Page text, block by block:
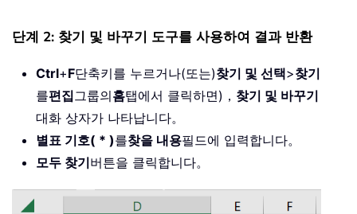
단계 2: 찾기 및 바꾸기 도구를 사용하여 결과 반환
Ctrl+F단축키를 누르거나(또는)찾기 및 선택>찾기
를편집그룹의홈탭에서 클릭하면)， 찾기 및 바꾸기
대화 상자가 나타납니다。
별표 기호( * )를찾을 내용필드에 입력합니다。
모두 찾기버튼을 클릭합니다。